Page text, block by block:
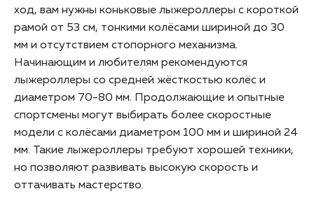
ход, вам нужны коньковые лыжероллеры с короткой
рамой от 53 см, тонкими колёсами шириной до 30
мм и отсутствием стопорного механизма.
Начинающим и любителям рекомендуются
лыжероллеры со средней жёсткостью колёс и
диаметром 70-80 мм. Продолжающие и опытные
спортсмены могут выбирать более скоростные
модели с колёсами диаметром 100 мм и шириной 24
мм. Такие лыжероллеры требуют хорошей техники,
но позволяют развивать высокую скорость и
оттачивать мастерство.